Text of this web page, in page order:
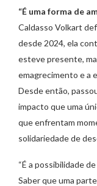
“É uma forma de
Caldasso Volkart
desde 2024, ela
esteve presente,
emagrecimento e a
Desde então,
impacto que uma
que enfrentam
solidariedade de
“É a possibilidade
Saber que uma